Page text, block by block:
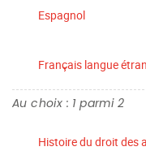
Espagnol
Français langue
Au choix : 1 parmi 2
Histoire du droit des